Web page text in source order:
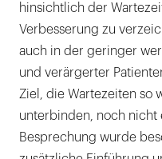
hinsichtlich der
Verbesserung zu
auch in der geringer
und verärgerter
Ziel, die Wartezeiten so
unterbinden, noch nicht
Besprechung wurde